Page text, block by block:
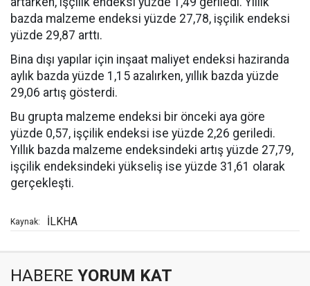
bazda malzeme endeksi yüzde 27,78, işçilik endeksi
yüzde 29,87 arttı.
Bina dışı yapılar için inşaat maliyet endeksi haziranda
aylık bazda yüzde 1,15 azalırken, yıllık bazda yüzde
29,06 artış gösterdi.
Bu grupta malzeme endeksi bir önceki aya göre
yüzde 0,57, işçilik endeksi ise yüzde 2,26 geriledi.
Yıllık bazda malzeme endeksindeki artış yüzde 27,79,
işçilik endeksindeki yükseliş ise yüzde 31,61 olarak
gerçekleşti.
Kaynak: İLKHA
HABERE YORUM KAT